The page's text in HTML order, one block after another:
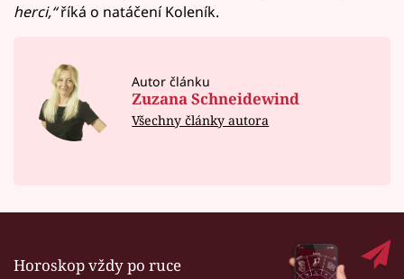
herci,“říká o natáčení Koleník.
Autor článku
Zuzana Schneidewind
Všechny články autora
Horoskop vždy po ruce